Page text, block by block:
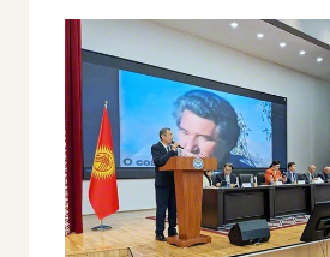
創価学会の三代会長
初代会長・牧口常三郎先生
第2代会長・戸田城聖先生
第3代会長・池田大作先生
年間の活動について
友人葬
彼岸
人道支援
音楽活動
展示活動
教育本部の活動
図書贈呈
創価学会 会則
創価学会 社会憲章
組織・機構
会長・理事長・各部長の紹介
沿革
略年表
会員サポート
座談会御書ｅ講義
小説『新・人間革命』『人間革命』要旨
御書検索［新版］
関連リンク
創価学会総本部
墓地公園・納骨堂
聖教電子版
ご意見
ご利用にあたって